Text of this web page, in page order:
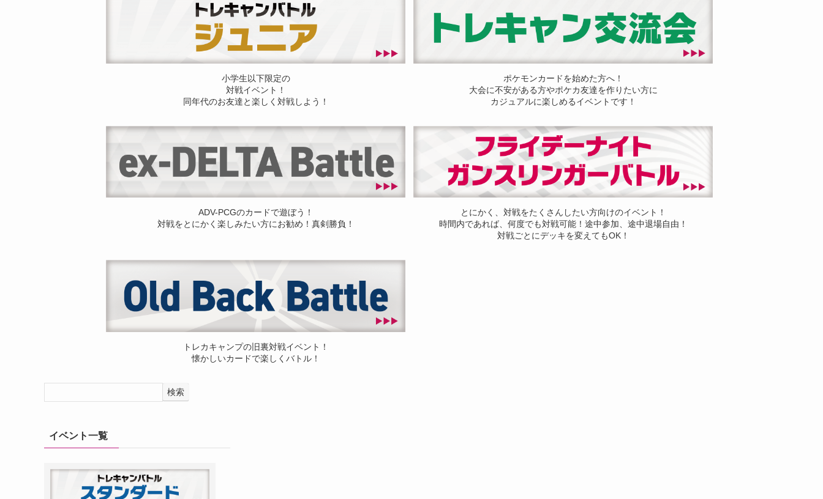
小学生以下限定の
対戦イベント！
同年代のお友達と楽しく対戦しよう！
ポケモンカードを始めた方へ！
大会に不安がある方やポケカ友達を作りたい方に
カジュアルに楽しめるイベントです！
ADV-PCGのカードで遊ぼう！
対戦をとにかく楽しみたい方にお勧め！真剣勝負！
とにかく、対戦をたくさんしたい方向けのイベント！
時間内であれば、何度でも対戦可能！途中参加、途中退場自由！
対戦ごとにデッキを変えてもOK！
トレカキャンプの旧裏対戦イベント！
懐かしいカードで楽しくバトル！
検索
イベント一覧